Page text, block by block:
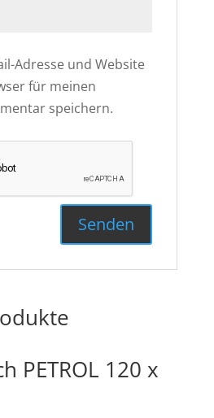
Adresse und Website
für meinen
speichern.
PETROL 120 x